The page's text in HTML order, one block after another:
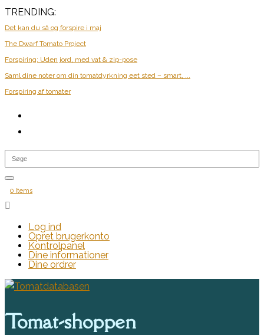
TRENDING:
Det kan du så og forspire i maj
The Dwarf Tomato Project
Forspiring: Uden jord, med vat & zip-pose
Saml dine noter om din tomatdyrkning eet sted – smart, ...
Forspiring af tomater
0 Items

Log ind
Opret brugerkonto
Kontrolpanel
Dine informationer
Dine ordrer
Tomat-shoppen